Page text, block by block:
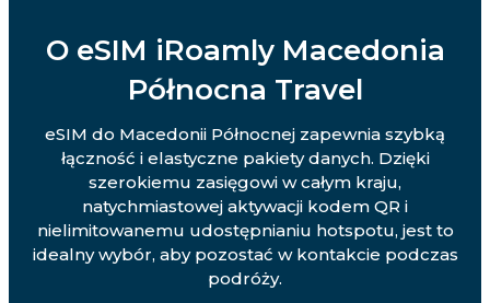
O eSIM iRoamly Macedonia
Północna Travel
eSIM do Macedonii Północnej zapewnia szybką
łączność i elastyczne pakiety danych. Dzięki
szerokiemu zasięgowi w całym kraju,
natychmiastowej aktywacji kodem QR i
nielimitowanemu udostępnianiu hotspotu, jest to
idealny wybór, aby pozostać w kontakcie podczas
podróży.